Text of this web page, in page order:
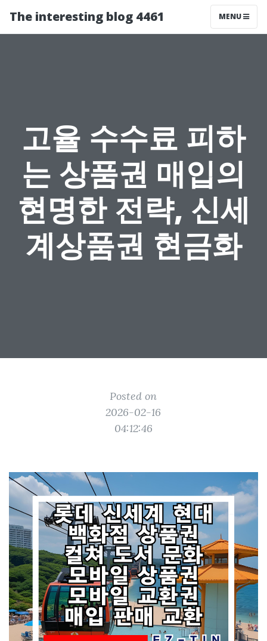
The interesting blog 4461 MENU
고율 수수료 피하
는 상품권 매입의
현명한 전략, 신세
계상품권 현금화
Posted on
2026-02-16
04:12:46